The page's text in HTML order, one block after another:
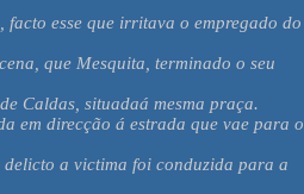
esse que irritava o empregado do
que Mesquita, terminado o seu
Caldas, situadaá mesma praça.
em direcção á estrada que vae para o
delicto a victima foi conduzida para a